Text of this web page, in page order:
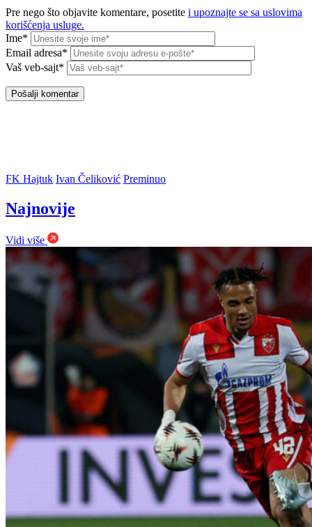
Pre nego što objavite komentare, posetite i upoznajte se sa uslovima
korišćenja usluge.
Ime*
Email adresa*
Vaš veb-sajt*
FK Hajtuk Ivan Čeliković Preminuo
Najnovije
Vidi više